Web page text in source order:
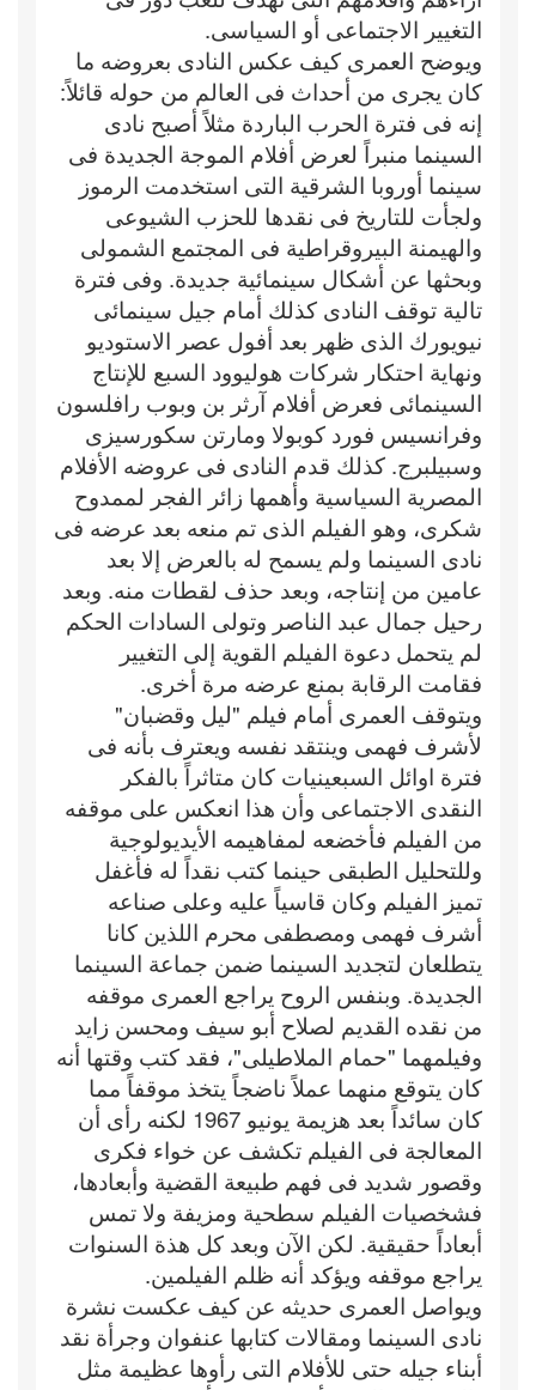
التغيير الاجتماعى أو السياسى.
ويوضح العمرى كيف عكس النادى بعروضه ما
كان يجرى من أحداث فى العالم من حوله قائلاً:
إنه فى فترة الحرب الباردة مثلاً أصبح نادى
السينما منبراً لعرض أفلام الموجة الجديدة فى
سينما أوروبا الشرقية التى استخدمت الرموز
ولجأت للتاريخ فى نقدها للحزب الشيوعى
والهيمنة البيروقراطية فى المجتمع الشمولى
وبحثها عن أشكال سينمائية جديدة. وفى فترة
تالية توقف النادى كذلك أمام جيل سينمائى
نيويورك الذى ظهر بعد أفول عصر الاستوديو
ونهاية احتكار شركات هوليوود السبع للإنتاج
السينمائى فعرض أفلام آرثر بن وبوب رافلسون
وفرانسيس فورد كوبولا ومارتن سكورسيزى
وسبيلبرج. كذلك قدم النادى فى عروضه الأفلام
المصرية السياسية وأهمها زائر الفجر لممدوح
شكرى، وهو الفيلم الذى تم منعه بعد عرضه فى
نادى السينما ولم يسمح له بالعرض إلا بعد
عامين من إنتاجه، وبعد حذف لقطات منه. وبعد
رحيل جمال عبد الناصر وتولى السادات الحكم
لم يتحمل دعوة الفيلم القوية إلى التغيير
فقامت الرقابة بمنع عرضه مرة أخرى.
ويتوقف العمرى أمام فيلم "ليل وقضبان"
لأشرف فهمى وينتقد نفسه ويعترف بأنه فى
فترة اوائل السبعينيات كان متاثراً بالفكر
النقدى الاجتماعى وأن هذا انعكس على موقفه
من الفيلم فأخضعه لمفاهيمه الأيديولوجية
وللتحليل الطبقى حينما كتب نقداً له فأغفل
تميز الفيلم وكان قاسياً عليه وعلى صناعه
أشرف فهمى ومصطفى محرم اللذين كانا
يتطلعان لتجديد السينما ضمن جماعة السينما
الجديدة. وبنفس الروح يراجع العمرى موقفه
من نقده القديم لصلاح أبو سيف ومحسن زايد
وفيلمهما "حمام الملاطيلى"، فقد كتب وقتها أنه
كان يتوقع منهما عملاً ناضجاً يتخذ موقفاً مما
كان سائداً بعد هزيمة يونيو 1967 لكنه رأى أن
المعالجة فى الفيلم تكشف عن خواء فكرى
وقصور شديد فى فهم طبيعة القضية وأبعادها،
فشخصيات الفيلم سطحية ومزيفة ولا تمس
أبعاداً حقيقية. لكن الآن وبعد كل هذة السنوات
يراجع موقفه ويؤكد أنه ظلم الفيلمين.
ويواصل العمرى حديثه عن كيف عكست نشرة
نادى السينما ومقالات كتابها عنفوان وجرأة نقد
أبناء جيله حتى للأفلام التى رأوها عظيمة مثل